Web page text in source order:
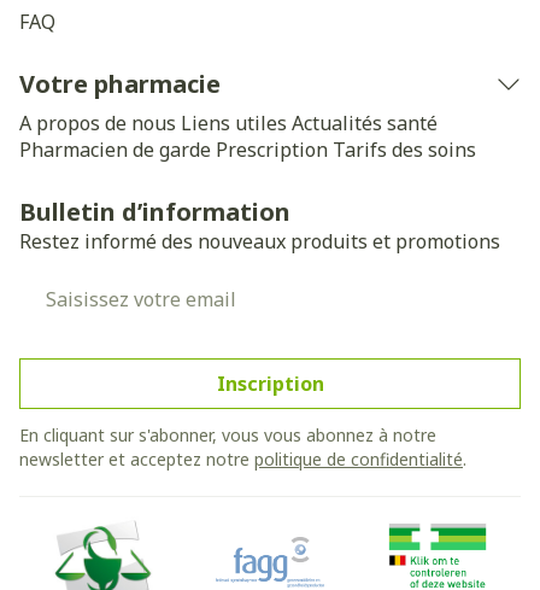
FAQ
Votre pharmacie
A propos de nous Liens utiles Actualités santé
Pharmacien de garde Prescription Tarifs des soins
Bulletin d’information
Restez informé des nouveaux produits et promotions
Inscription
En cliquant sur s'abonner, vous vous abonnez à notre
newsletter et acceptez notre politique de confidentialité.